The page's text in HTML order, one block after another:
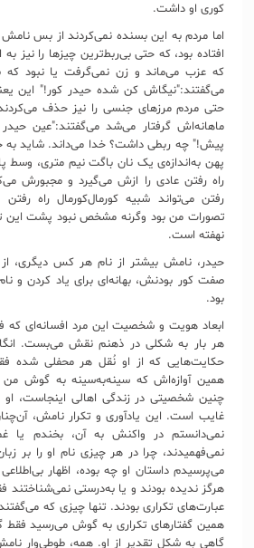
کوری او داشت.
اما مردم به این بسنده نمی‌کردند از بس
افتاده بود، که حتی بی‌ربط‌ترین چیزها را نیز
که عزب می‌ماند و زن نمی‌گرفت یا نبود که
می‌گفتند:"نیگاش کن شده حیدر کور!" این
حتی مردم مرزهای جنسی را نیز حذف
ماهانه‌اش گرفتار می‌شد می‌گفتند:"عین
پیش!" چه ربطی داشت؟ خدا می‌داند. شاید به
پهن به‌اندازه‌ی یک نان باگت نیم متری، وسط
راه رفتن عادی را ازش می‌گیرد و مجبورش
رفتن می‌تواند شبیه کورمال‌کورمال راه
تصورات من بود وگرنه مشخص نبود پشت این
نهفته است.
حیدر، نامش بیشتر از نام هر کس دیگری،
صفت کور بودنش، بهانه‌ای برای یاد کردن و
بود.
ابعاد هویت و شخصیت این مرد افسانه‌ای که
هر بار به شکلی در ذهنم نقش می‌بست.
حکایت‌هایی که از او نُقل هر محفلی شده
همین آوازه‌اش که سینه‌به‌سینه به گوش من
چنین شخصیتی در زندگی اهالی اینجاست، او
غایب است. این یادآوری و تکرار نامش،
نمی‌دانستم در واکنش به آن، بخندم
نمی‌فهمیدند، چرا در هر چیزی نام او را بر
می‌پرسیدم داستان او چه بوده، اظهار
هرگز ندیده بودند و یا به‌درستی نمی‌شناختند
عبارت‌های تکراری بودند. تنها چیزی که
همین گفتارهای تکراری به گوش می‌رسید
گاهی به شکل تقدیر از او. همه، طوطی‌وار